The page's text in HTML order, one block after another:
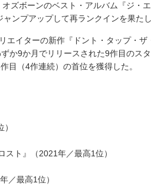
ズボーンのベスト・アルバム『ジ・
ンプアップして再ランクインを果たし
イターの新作『ドント・タップ・ザ
か9か月でリリースされた9作目のス
目（4作連続）の首位を獲得した。
スト』（2021年／最高1位）
／最高1位）